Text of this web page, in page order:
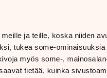
ja teille, koska niiden
tukea some-
myös some-,
tietää, kuinka
LAHJAKORTTI